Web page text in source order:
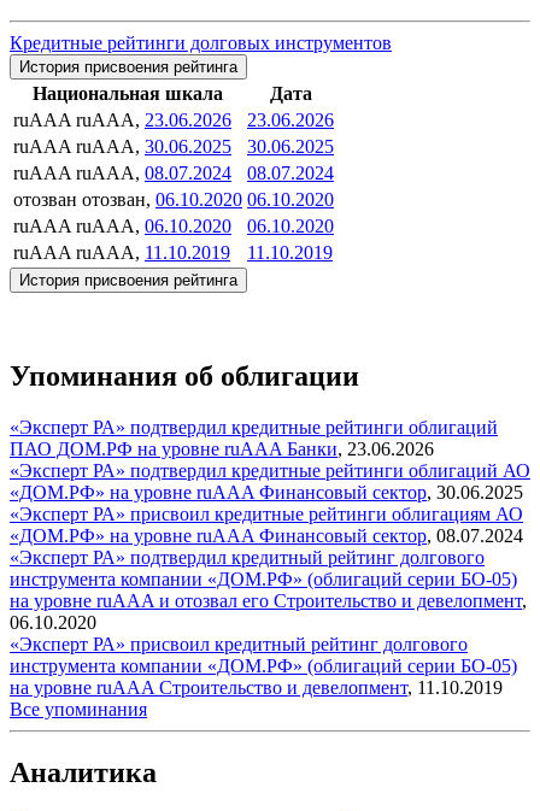
Кредитные рейтинги долговых инструментов
История присвоения рейтинга
Национальная шкала
Дата
ruAAA ruAAA, 23.06.2026
23.06.2026
ruAAA ruAAA, 30.06.2025
30.06.2025
ruAAA ruAAA, 08.07.2024
08.07.2024
отозван отозван, 06.10.2020 06.10.2020
ruAAA ruAAA, 06.10.2020
06.10.2020
ruAAA ruAAA, 11.10.2019 11.10.2019
История присвоения рейтинга
Упоминания об облигации
«Эксперт РА» подтвердил кредитные рейтинги облигаций
ПАО ДОМ.РФ на уровне ruAAA Банки, 23.06.2026
«Эксперт РА» подтвердил кредитные рейтинги облигаций АО
«ДОМ.РФ» на уровне ruAAA Финансовый сектор, 30.06.2025
«Эксперт РА» присвоил кредитные рейтинги облигациям АО
«ДОМ.РФ» на уровне ruAAA Финансовый сектор, 08.07.2024
«Эксперт РА» подтвердил кредитный рейтинг долгового
инструмента компании «ДОМ.РФ» (облигаций серии БО-05)
на уровне ruAAA и отозвал его Строительство и девелопмент,
06.10.2020
«Эксперт РА» присвоил кредитный рейтинг долгового
инструмента компании «ДОМ.РФ» (облигаций серии БО-05)
на уровне ruАAA Строительство и девелопмент, 11.10.2019
Все упоминания
Аналитика